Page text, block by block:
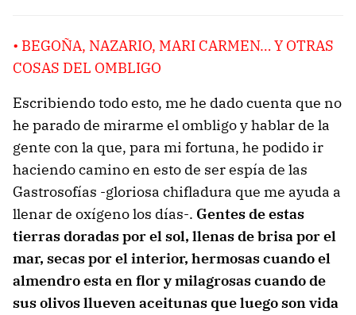
• BEGOÑA, NAZARIO, MARI CARMEN… Y OTRAS
COSAS DEL OMBLIGO
Escribiendo todo esto, me he dado cuenta que no
he parado de mirarme el ombligo y hablar de la
gente con la que, para mi fortuna, he podido ir
haciendo camino en esto de ser espía de las
Gastrosofías -gloriosa chifladura que me ayuda a
llenar de oxígeno los días-. Gentes de estas
tierras doradas por el sol, llenas de brisa por el
mar, secas por el interior, hermosas cuando el
almendro esta en flor y milagrosas cuando de
sus olivos llueven aceitunas que luego son vida